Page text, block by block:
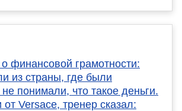
финансовой грамотности:
из страны, где были
понимали, что такое деньги.
от Versace, тренер сказал: